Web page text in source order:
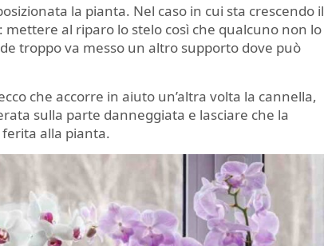
la pianta. Nel caso in cui sta crescendo il
al riparo lo stelo così che qualcuno non lo
troppo va messo un altro supporto dove può
che accorre in aiuto un’altra volta la cannella,
sulla parte danneggiata e lasciare che la
alla pianta.